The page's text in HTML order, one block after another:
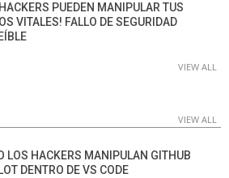
PUEDEN MANIPULAR TUS
VITALES! FALLO DE SEGURIDAD
VIEW ALL
VIEW ALL
LOS HACKERS MANIPULAN GITHUB
DENTRO DE VS CODE